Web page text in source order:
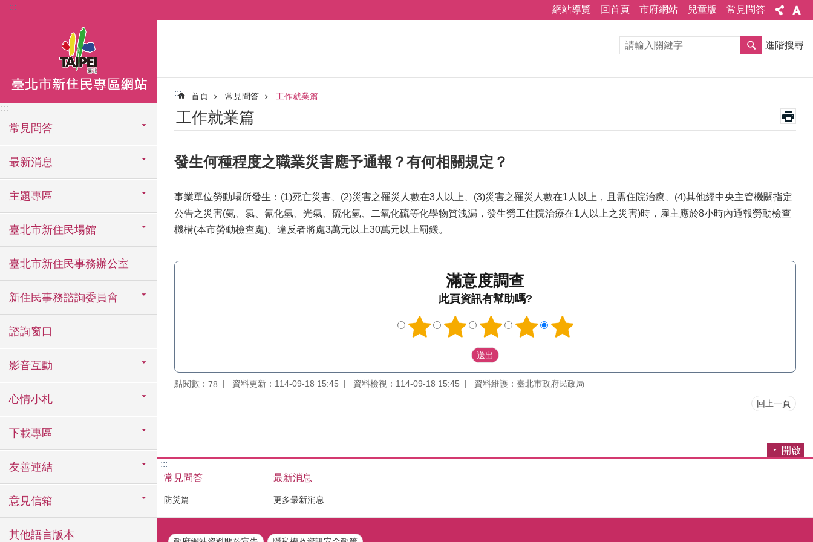
跳到主要內容區塊
::: 網站導覽 回首頁 市府網站 兒童版 常見問答
:::
常見問答
最新消息
主題專區
臺北市新住民場館
臺北市新住民事務辦公室
新住民事務諮詢委員會
諮詢窗口
影音互動
心情小札
下載專區
友善連結
意見信箱
其他語言版本
進階搜尋
::: 首頁 常見問答 工作就業篇
工作就業篇
發生何種程度之職業災害應予通報？有何相關規定？
事業單位勞動場所發生：(1)死亡災害、(2)災害之罹災人數在3人以上、(3)災害之罹災人數在1人以上，且需住院治療、(4)其他經中央主管機關指定
公告之災害(氨、氯、氰化氫、光氣、硫化氫、二氧化硫等化學物質洩漏，發生勞工住院治療在1人以上之災害)時，雇主應於8小時內通報勞動檢查
機構(本市勞動檢查處)。違反者將處3萬元以上30萬元以上罰鍰。
滿意度調查
此頁資訊有幫助嗎?
點閱數： 78 資料更新：114-09-18 15:45 資料檢視：114-09-18 15:45 資料維護：臺北市政府民政局
回上一頁
開啟
:::
常見問答
防災篇
最新消息
更多最新消息